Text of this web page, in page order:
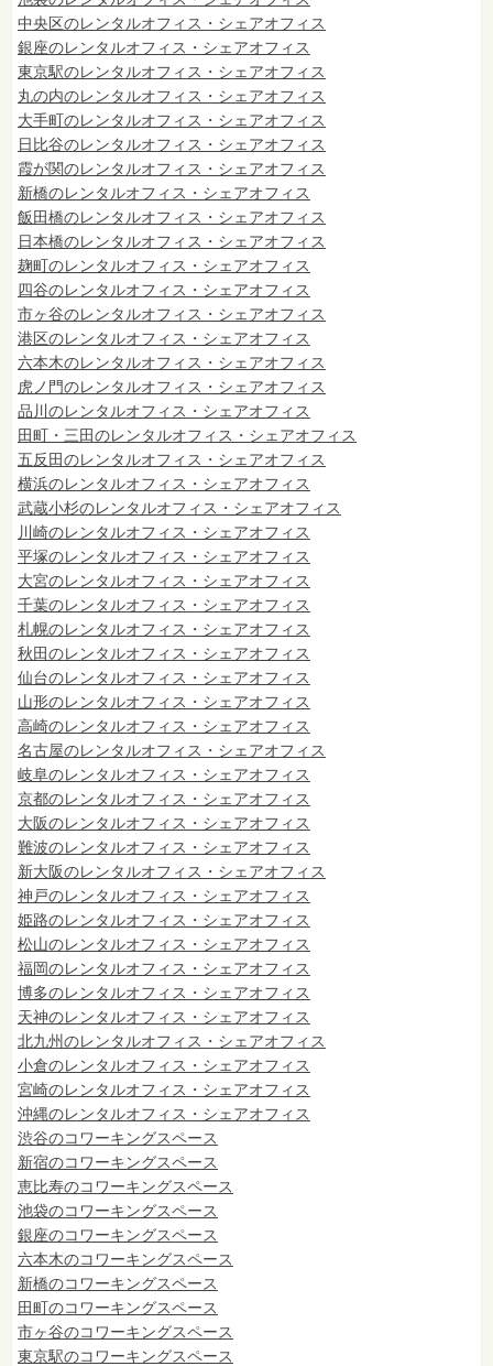
中央区のレンタルオフィス・シェアオフィス
銀座のレンタルオフィス・シェアオフィス
東京駅のレンタルオフィス・シェアオフィス
丸の内のレンタルオフィス・シェアオフィス
大手町のレンタルオフィス・シェアオフィス
日比谷のレンタルオフィス・シェアオフィス
霞が関のレンタルオフィス・シェアオフィス
新橋のレンタルオフィス・シェアオフィス
飯田橋のレンタルオフィス・シェアオフィス
日本橋のレンタルオフィス・シェアオフィス
麹町のレンタルオフィス・シェアオフィス
四谷のレンタルオフィス・シェアオフィス
市ヶ谷のレンタルオフィス・シェアオフィス
港区のレンタルオフィス・シェアオフィス
六本木のレンタルオフィス・シェアオフィス
虎ノ門のレンタルオフィス・シェアオフィス
品川のレンタルオフィス・シェアオフィス
田町・三田のレンタルオフィス・シェアオフィス
五反田のレンタルオフィス・シェアオフィス
横浜のレンタルオフィス・シェアオフィス
武蔵小杉のレンタルオフィス・シェアオフィス
川崎のレンタルオフィス・シェアオフィス
平塚のレンタルオフィス・シェアオフィス
大宮のレンタルオフィス・シェアオフィス
千葉のレンタルオフィス・シェアオフィス
札幌のレンタルオフィス・シェアオフィス
秋田のレンタルオフィス・シェアオフィス
仙台のレンタルオフィス・シェアオフィス
山形のレンタルオフィス・シェアオフィス
高崎のレンタルオフィス・シェアオフィス
名古屋のレンタルオフィス・シェアオフィス
岐阜のレンタルオフィス・シェアオフィス
京都のレンタルオフィス・シェアオフィス
大阪のレンタルオフィス・シェアオフィス
難波のレンタルオフィス・シェアオフィス
新大阪のレンタルオフィス・シェアオフィス
神戸のレンタルオフィス・シェアオフィス
姫路のレンタルオフィス・シェアオフィス
松山のレンタルオフィス・シェアオフィス
福岡のレンタルオフィス・シェアオフィス
博多のレンタルオフィス・シェアオフィス
天神のレンタルオフィス・シェアオフィス
北九州のレンタルオフィス・シェアオフィス
小倉のレンタルオフィス・シェアオフィス
宮崎のレンタルオフィス・シェアオフィス
沖縄のレンタルオフィス・シェアオフィス
渋谷のコワーキングスペース
新宿のコワーキングスペース
恵比寿のコワーキングスペース
池袋のコワーキングスペース
銀座のコワーキングスペース
六本木のコワーキングスペース
新橋のコワーキングスペース
田町のコワーキングスペース
市ヶ谷のコワーキングスペース
東京駅のコワーキングスペース